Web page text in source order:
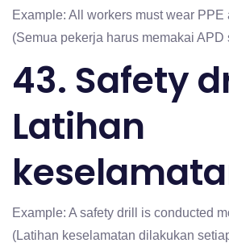
Example: All workers must wear PPE
(Semua pekerja harus memakai APD
43. Safety
Latihan
Example: A safety drill is conducted
(Latihan keselamatan dilakukan